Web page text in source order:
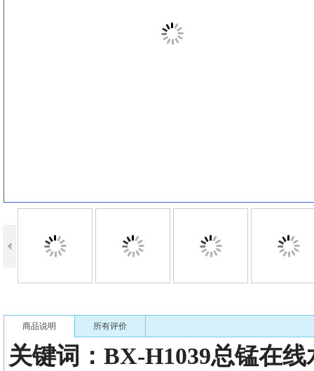
商品说明 所有评价
关键词： BX-H1039总锰在